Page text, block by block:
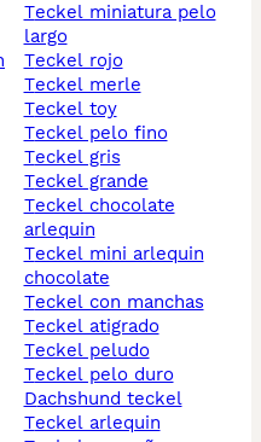
teckel miniatura pelo
largo
teckel rojo
teckel merle
teckel toy
teckel pelo fino
teckel gris
teckel grande
teckel chocolate
arlequin
teckel mini arlequin
chocolate
teckel con manchas
teckel atigrado
teckel peludo
teckel pelo duro
dachshund teckel
teckel arlequin